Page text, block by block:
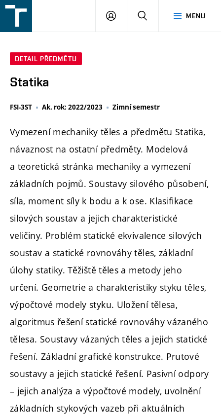
v
MENU
PŘIHLÁŠENÍ
DETAIL PŘEDMĚTU
Statika
FSI-3ST Ak. rok: 2022/2023 Zimní semestr
Vymezení mechaniky těles a předmětu Statika,
návaznost na ostatní předměty. Modelová
a teoretická stránka mechaniky a vymezení
základních pojmů. Soustavy silového působení,
síla, moment síly k bodu a k ose. Klasifikace
silových soustav a jejich charakteristické
veličiny. Problém statické ekvivalence silových
soustav a statické rovnováhy těles, základní
úlohy statiky. Těžiště těles a metody jeho
určení. Geometrie a charakteristiky styku těles,
výpočtové modely styku. Uložení tělesa,
algoritmus řešení statické rovnováhy vázaného
tělesa. Soustavy vázaných těles a jejich statické
řešení. Základní grafické konstrukce. Prutové
soustavy a jejich statické řešení. Pasivní odpory
– jejich analýza a výpočtové modely, uvolnění
základních stykových vazeb při aktuálních